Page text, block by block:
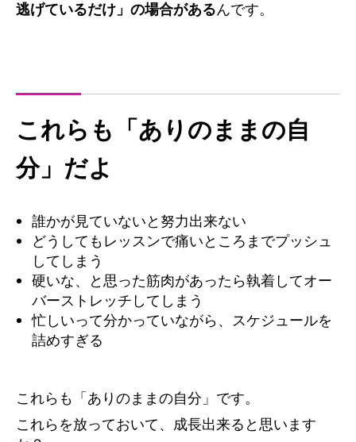
逃げているだけ」の場合があるんです。
これらも「ありのままの自
分」だよ
誰かが見ていないと努力出来ない
どうしてもレッスンで痛いところまでプッシュ
してしまう
硬いな、と思った筋肉があったら執着してオー
バーストレッチしてしまう
忙しいって分かっていながら、スケジュールを
詰めすぎる
これらも「ありのままの自分」です。
これらを放っておいて、成長出来ると思います